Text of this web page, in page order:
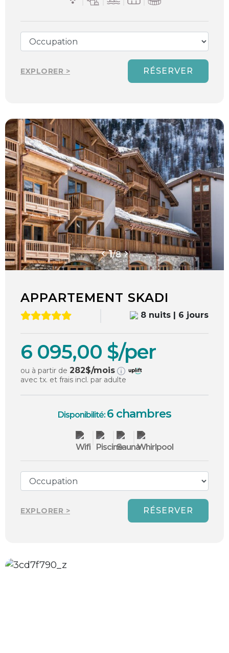
EXPLORER > RÉSERVER
1/8
APPARTEMENT SKADI
8 nuits | 6 jours
6 095,00 $/per
ou à partir de 282$/mois
avec tx. et frais incl. par adulte
Disponibilité: 6 chambres
EXPLORER > RÉSERVER